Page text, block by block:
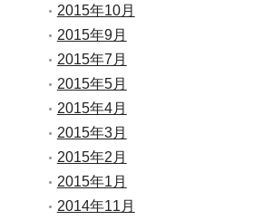
2015年10月
2015年9月
2015年7月
2015年5月
2015年4月
2015年3月
2015年2月
2015年1月
2014年11月